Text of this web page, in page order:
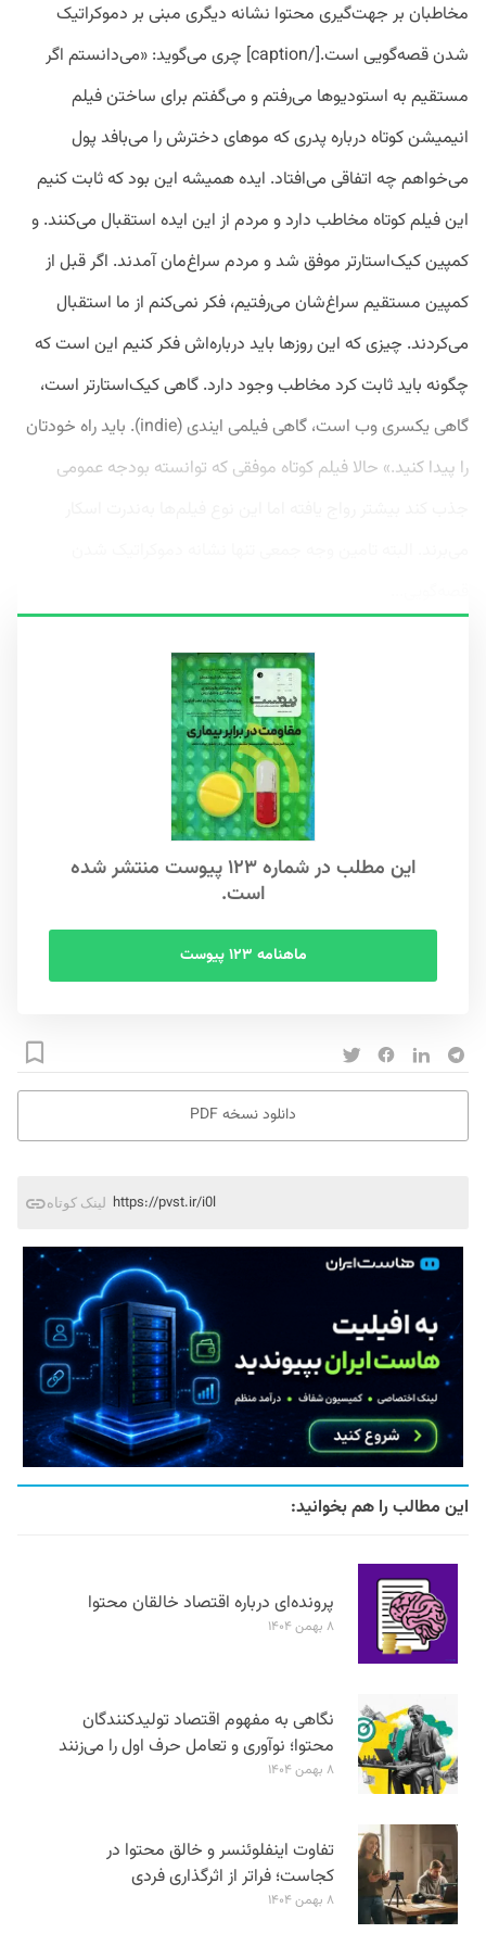
مخاطبان بر جهت‌گیری محتوا نشانه دیگری مبنی بر دموکراتیک
شدن قصه‌گویی است.[/caption] چری می‌گوید: «می‌دانستم اگر
مستقیم به استودیوها می‌رفتم و می‌گفتم برای ساختن فیلم
انیمیشن کوتاه درباره پدری که موهای دخترش را می‌بافد پول
می‌خواهم چه اتفاقی می‌افتاد. ایده همیشه این بود که ثابت کنیم
این فیلم کوتاه مخاطب دارد و مردم از این ایده استقبال می‌کنند. و
کمپین کیک‌استارتر موفق شد و مردم سراغ‌مان آمدند. اگر قبل از
کمپین مستقیم سراغ‌شان می‌رفتیم، فکر نمی‌کنم از ما استقبال
می‌کردند. چیزی که این روزها باید درباره‌اش فکر کنیم این است که
چگونه باید ثابت کرد مخاطب وجود دارد. گاهی کیک‌استارتر است،
گاهی یکسری وب است، گاهی فیلمی ایندی (indie). باید راه خودتان
را پیدا کنید.» حالا فیلم کوتاه موفقی که توانسته بودجه عمومی
این مطلب در شماره ۱۲۳ پیوست منتشر شده
است.
ماهنامه ۱۲۳ پیوست
دانلود نسخه PDF
لینک کوتاه https://pvst.ir/i0l
این مطالب را هم بخوانید:
پرونده‌ای درباره اقتصاد خالقان محتوا
۸ بهمن ۱۴۰۴
نگاهی به مفهوم اقتصاد تولیدکنندگان
محتوا؛ نوآوری و تعامل حرف اول را می‌زنند
۸ بهمن ۱۴۰۴
تفاوت اینفلوئنسر و خالق محتوا در
کجاست؛ فراتر از اثرگذاری فردی
۸ بهمن ۱۴۰۴